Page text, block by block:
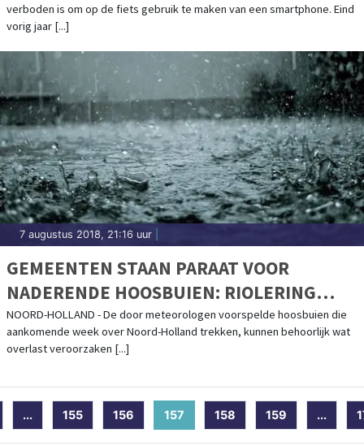
verboden is om op de fiets gebruik te maken van een smartphone. Eind
vorig jaar [...]
7 augustus 2018, 21:16 uur
GEMEENTEN STAAN PARAAT VOOR
NADERENDE HOOSBUIEN: RIOLERING
ONDER VERSCHERPT TOEZICHT
NOORD-HOLLAND - De door meteorologen voorspelde hoosbuien die
aankomende week over Noord-Holland trekken, kunnen behoorlijk wat
overlast veroorzaken [...]
... 155 156 157 (current)
158 159 ...